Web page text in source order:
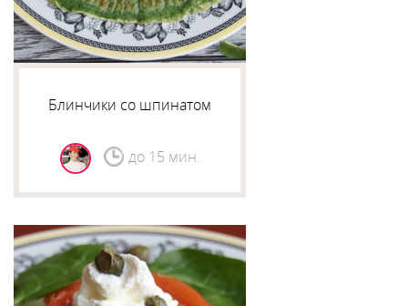
Блинчики со шпинатом
до 15 мин.